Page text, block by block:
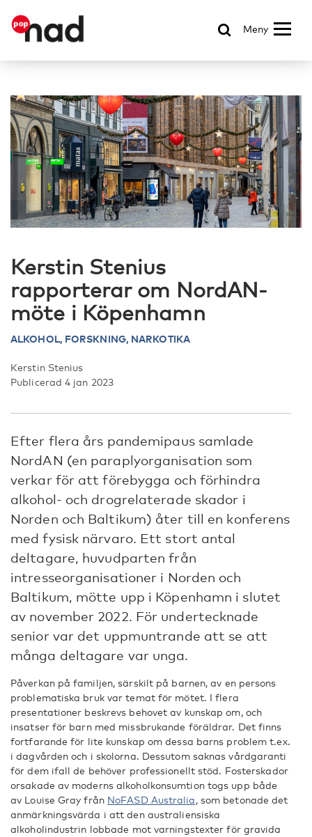
Meny
Kerstin Stenius
rapporterar om NordAN-
möte i Köpenhamn
ALKOHOL, FORSKNING, NARKOTIKA
Kerstin Stenius
Publicerad 4 jan 2023
Efter flera års pandemipaus samlade
NordAN (en paraplyorganisation som
verkar för att förebygga och förhindra
alkohol- och drogrelaterade skador i
Norden och Baltikum) åter till en konferens
med fysisk närvaro. Ett stort antal
deltagare, huvudparten från
intresseorganisationer i Norden och
Baltikum, mötte upp i Köpenhamn i slutet
av november 2022. För undertecknade
senior var det uppmuntrande att se att
många deltagare var unga.
Påverkan på familjen, särskilt på barnen, av en persons
problematiska bruk var temat för mötet. I flera
presentationer beskrevs behovet av kunskap om, och
insatser för barn med missbrukande föräldrar. Det finns
fortfarande för lite kunskap om dessa barns problem t.ex.
i dagvården och i skolorna. Dessutom saknas vårdgaranti
för dem ifall de behöver professionellt stöd. Fosterskador
orsakade av moderns alkoholkonsumtion togs upp både
av Louise Gray från NoFASD Australia, som betonade det
anmärkningsvärda i att den australiensiska
alkoholindustrin lobbade mot varningstexter för gravida